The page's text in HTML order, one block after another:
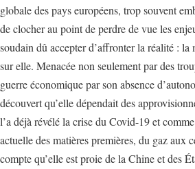
globale des pays européens, trop souvent
de clocher au point de perdre de vue les
soudain dû accepter d’affronter la réalité : la
sur elle. Menacée non seulement par des
guerre économique par son absence
découvert qu’elle dépendait des
l’a déjà révélé la crise du Covid-19 et
actuelle des matières premières, du gaz aux
compte qu’elle est proie de la Chine et des